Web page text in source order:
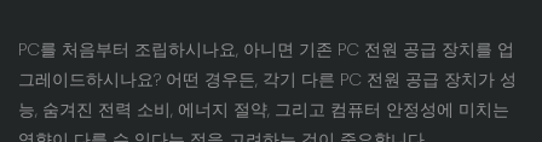
PC를 처음부터 조립하시나요, 아니면 기존 PC 전원 공급 장치를 업
그레이드하시나요? 어떤 경우든, 각기 다른 PC 전원 공급 장치가 성
능, 숨겨진 전력 소비, 에너지 절약, 그리고 컴퓨터 안정성에 미치는